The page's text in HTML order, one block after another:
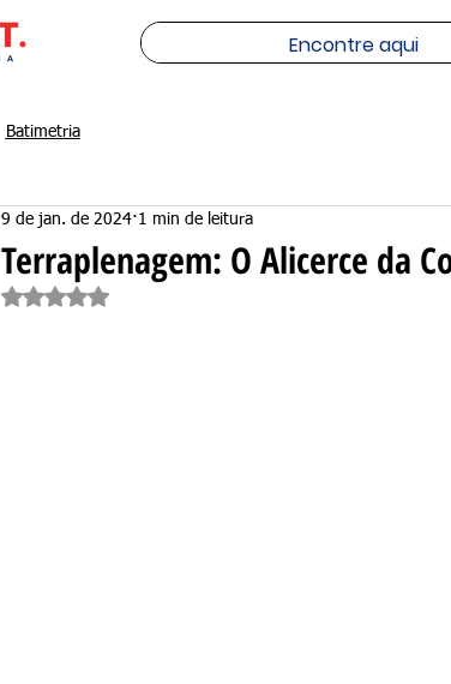
Batimetria
Terraplenagem: O Alicerce da
9 de jan. de 2024 1 min de leitura
Avaliado com NaN de 5 estrelas.